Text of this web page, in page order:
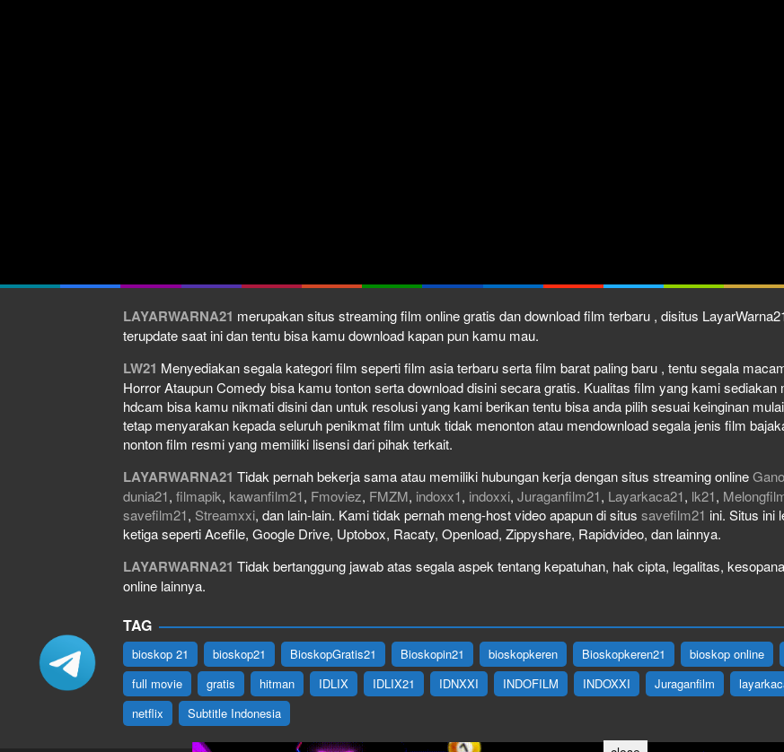
LAYARWARNA21 merupakan situs streaming film online gratis dan download film terbaru , disitus
terupdate saat ini dan tentu bisa kamu download kapan pun kamu mau.
LW21 Menyediakan segala kategori film seperti film asia terbaru serta film barat paling baru , tentu segala
Horror Ataupun Comedy bisa kamu tonton serta download disini secara gratis. Kualitas film yang kami sediakan
hdcam bisa kamu nikmati disini dan untuk resolusi yang kami berikan tentu bisa anda pilih sesuai keinginan
tetap menyarakan kepada seluruh penikmat film untuk tidak menonton atau mendownload segala jenis film
nonton film resmi yang memiliki lisensi dari pihak terkait.
LAYARWARNA21 Tidak pernah bekerja sama atau memiliki hubungan kerja dengan situs streaming online
dunia21, filmapik, kawanfilm21, Fmoviez, FMZM, indoxx1, indoxxi, Juraganfilm21, Layarkaca21, lk21,
savefilm21, Streamxxi, dan lain-lain. Kami tidak pernah meng-host video apapun di situs savefilm21 ini. Situs ini
ketiga seperti Acefile, Google Drive, Uptobox, Racaty, Openload, Zippyshare, Rapidvideo, dan lainnya.
LAYARWARNA21 Tidak bertanggung jawab atas segala aspek tentang kepatuhan, hak cipta, legalitas,
online lainnya.
TAG
bioskop 21 bioskop21 BioskopGratis21 Bioskopin21 bioskopkeren Bioskopkeren21 bioskop online
full movie
gratis hitman IDLIX IDLIX21 IDNXXI INDOFILM INDOXXI Juraganfilm
netflix
Subtitle Indonesia